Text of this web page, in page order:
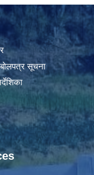
सूचना